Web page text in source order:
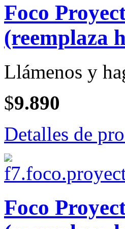
Foco
(reemplaza
Llámenos y
$9.890
Detalles de
Foco